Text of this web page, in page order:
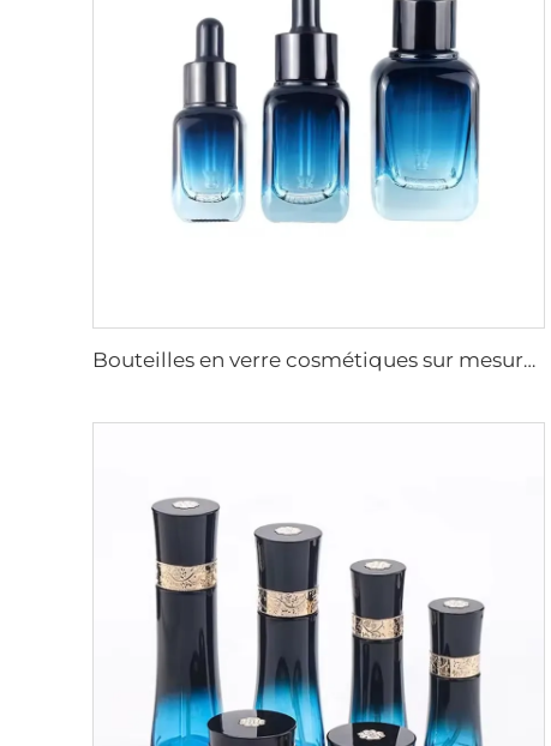
Bouteilles en verre cosmétiques sur mesure avec fond quadrillé bleu dégradé pour huiles essentielles, emballage de sérum en verre avec compte-gouttes